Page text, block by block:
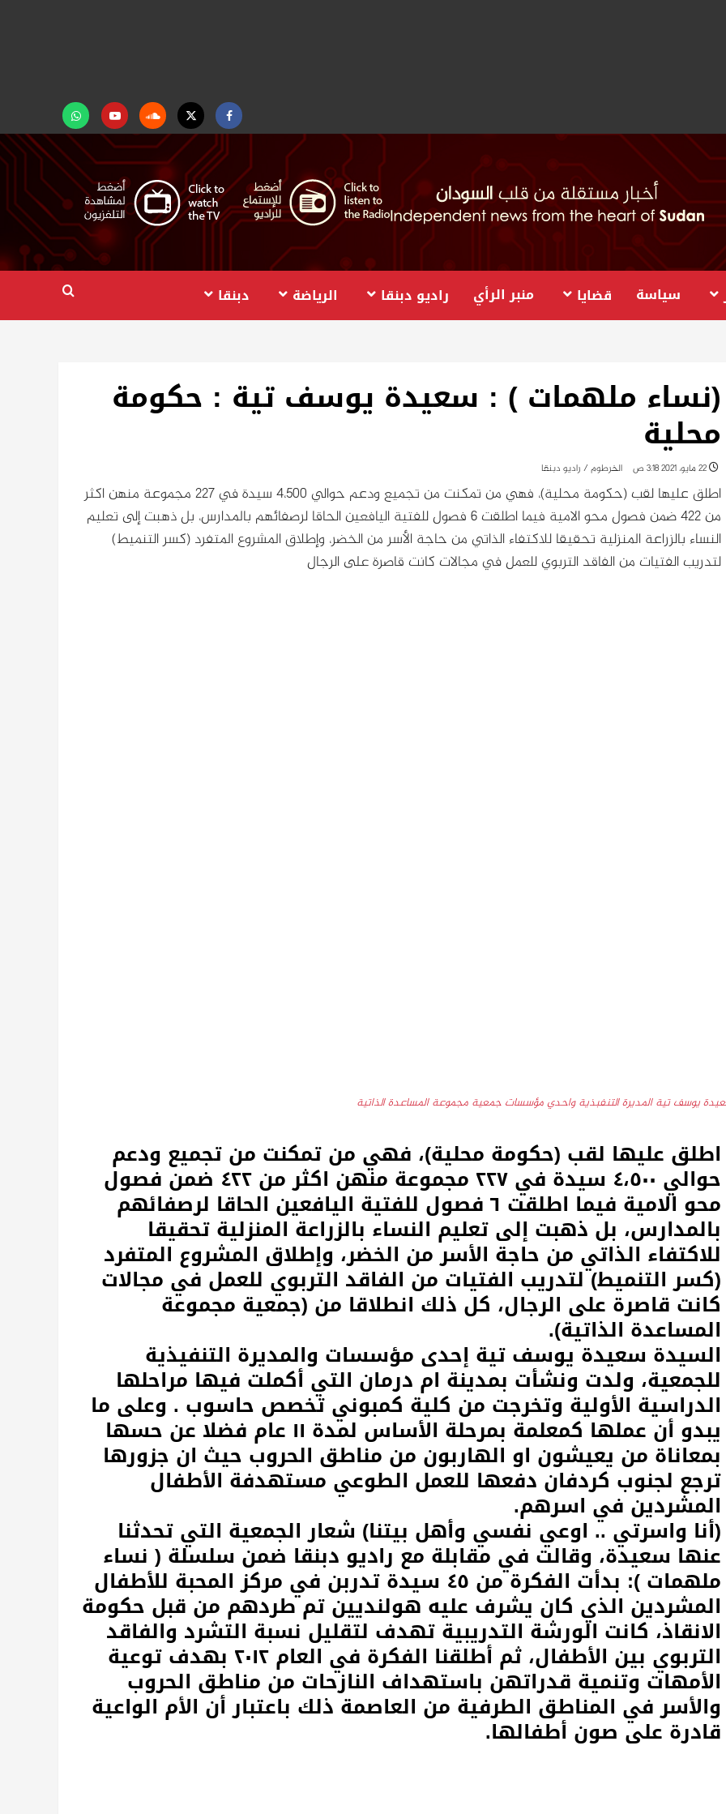
Facebook
Twitter
Soundcloud
Youtubeتابعنا
على
واتساب
سياسة قضايا منبر الرأي راديو دبنقا الرياضة دبنقا
(نساء ملهمات ) : سعيدة يوسف تية : حكومة
محلية
22 مايو، 2021 3:18 ص الخرطوم / راديو دبنقا
اطلق عليها لقب (حكومة محلية)، فهي من تمكنت من تجميع ودعم حوالي ٤،٥٠٠ سيدة في ٢٢٧ مجموعة منهن اكثر
من ٤٢٢ ضمن فصول محو الامية فيما اطلقت ٦ فصول للفتية اليافعين الحاقا لرصفائهم بالمدارس، بل ذهبت إلى تعليم
النساء بالزراعة المنزلية تحقيقا للاكتفاء الذاتي من حاجة الأسر من الخضر، وإطلاق المشروع المتفرد (كسر التنميط)
لتدريب الفتيات من الفاقد التربوي للعمل في مجالات كانت قاصرة على الرجال
يوسف تية المديرة التنفبذية واحدي مؤسسات جمعية مجموعة المساعدة الذاتية
اطلق عليها لقب (حكومة محلية)، فهي من تمكنت من تجميع ودعم
حوالي ٤،٥٠٠ سيدة في ٢٢٧ مجموعة منهن اكثر من ٤٢٢ ضمن فصول
محو الامية فيما اطلقت ٦ فصول للفتية اليافعين الحاقا لرصفائهم
بالمدارس، بل ذهبت إلى تعليم النساء بالزراعة المنزلية تحقيقا
للاكتفاء الذاتي من حاجة الأسر من الخضر، وإطلاق المشروع المتفرد
(كسر التنميط) لتدريب الفتيات من الفاقد التربوي للعمل في مجالات
كانت قاصرة على الرجال، كل ذلك انطلاقا من (جمعية مجموعة
المساعدة الذاتية).
السيدة سعيدة يوسف تية إحدى مؤسسات والمديرة التنفيذية
للجمعية، ولدت ونشأت بمدينة ام درمان التي أكملت فيها مراحلها
الدراسية الأولية وتخرجت من كلية كمبوني تخصص حاسوب . وعلى ما
يبدو أن عملها كمعلمة بمرحلة الأساس لمدة ١١ عام فضلا عن حسها
بمعاناة من يعيشون او الهاربون من مناطق الحروب حيث ان جزورها
ترجع لجنوب كردفان دفعها للعمل الطوعي مستهدفة الأطفال
المشردين في اسرهم.
(أنا واسرتي .. اوعي نفسي وأهل بيتنا) شعار الجمعية التي تحدثنا
عنها سعيدة، وقالت في مقابلة مع راديو دبنقا ضمن سلسلة ( نساء
ملهمات ): بدأت الفكرة من ٤٥ سيدة تدربن في مركز المحبة للأطفال
المشردين الذي كان يشرف عليه هولنديين تم طردهم من قبل حكومة
الانقاذ، كانت الورشة التدريبية تهدف لتقليل نسبة التشرد والفاقد
التربوي بين الأطفال، ثم أطلقنا الفكرة في العام ٢٠١٢ بهدف توعية
الأمهات وتنمية قدراتهن باستهداف النازحات من مناطق الحروب
والأسر في المناطق الطرفية من العاصمة ذلك باعتبار أن الأم الواعية
قادرة على صون أطفالها.